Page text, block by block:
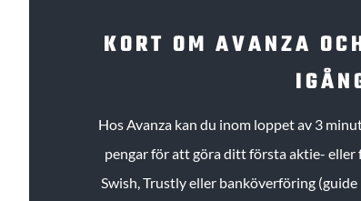
KORT OM AVANZA
Hos Avanza kan du inom loppet av 3
pengar för att göra ditt första aktie- eller
Swish, Trustly eller banköverföring